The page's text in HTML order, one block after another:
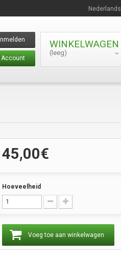
Nederlands
WINKELWAGEN
(leeg)
Account
45,00€
Hoeveelheid
Voeg toe aan winkelwagen